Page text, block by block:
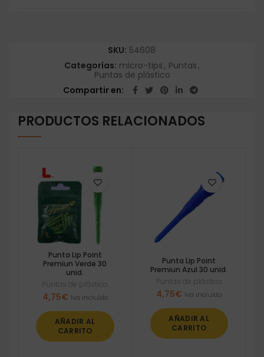
SKU: 54608
Categorías: micro-tips, Puntas,
Puntas de plástico
Compartir en
PRODUCTOS RELACIONADOS
Punta Lip Point
Premiun Verde 30
unid.
Puntas de plástico
4,75€ Iva incluido
AÑADIR AL
CARRITO
Punta Lip Point
Premiun Azul 30 unid.
Puntas de plástico
4,75€ Iva incluido
AÑADIR AL
CARRITO